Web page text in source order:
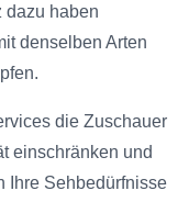
dazu haben
denselben Arten
die Zuschauer
einschränken und
Ihre Sehbedürfnisse